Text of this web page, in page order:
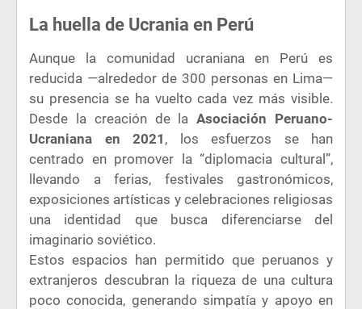
La huella de Ucrania en Perú
Aunque la comunidad ucraniana en Perú es
reducida —alrededor de 300 personas en Lima—
su presencia se ha vuelto cada vez más visible.
Desde la creación de laAsociación Peruano-
Ucraniana en 2021 , los esfuerzos se han
centrado en promover la “diplomacia cultural”,
llevando a ferias, festivales gastronómicos,
exposiciones artísticas y celebraciones religiosas
una identidad que busca diferenciarse del
imaginario soviético.
Estos espacios han permitido que peruanos y
extranjeros descubran la riqueza de una cultura
poco conocida, generando simpatía y apoyo en